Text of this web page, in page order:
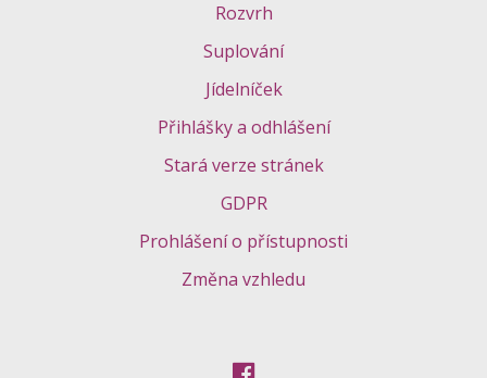
Rozvrh
Suplování
Jídelníček
Přihlášky a odhlášení
Stará verze stránek
GDPR
Prohlášení o přístupnosti
Změna vzhledu